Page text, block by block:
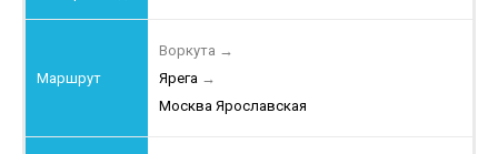
Воркута →
Ярега →
Москва Ярославская